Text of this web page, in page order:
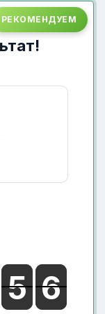
РЕКОМЕНДУЕМ